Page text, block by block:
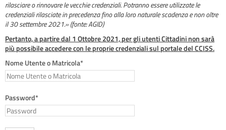
rilasciare o rinnovare le vecchie credenziali. Potranno essere utilizzate le
credenziali rilasciate in precedenza fino alla loro naturale scadenza e non oltre
il 30 settembre 2021.» (fonte: AGID)
Pertanto, a partire dal 1 Ottobre 2021, per gli utenti Cittadini non sarà
più possibile accedere con le proprie credenziali sul portale del CCISS.
Nome Utente o Matricola*
Password*